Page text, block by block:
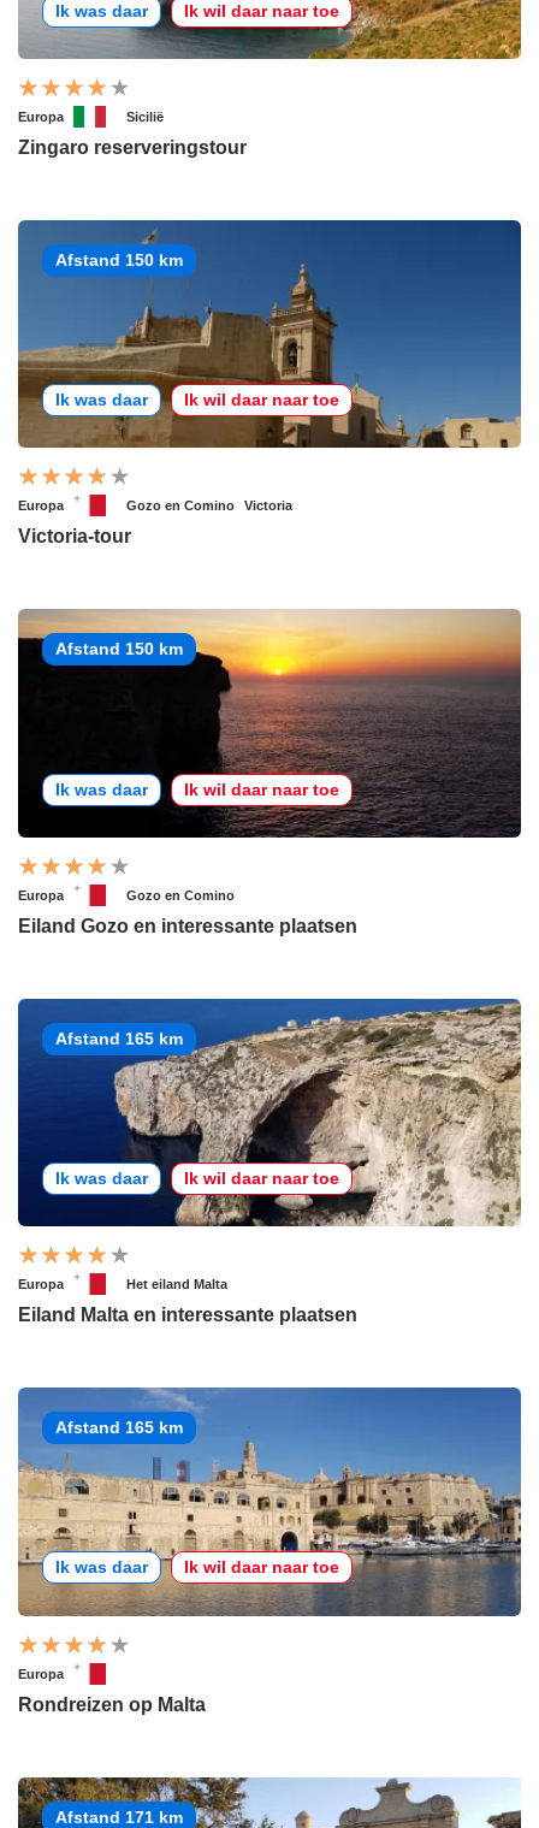
Ik was daar Ik wil daar naar toe
Europa Sicilië
Zingaro reserveringstour
Afstand 150 km
Ik was daar Ik wil daar naar toe
Europa Gozo en Comino Victoria
Victoria-tour
Afstand 150 km
Ik was daar Ik wil daar naar toe
Europa Gozo en Comino
Eiland Gozo en interessante plaatsen
Afstand 165 km
Ik was daar Ik wil daar naar toe
Europa Het eiland Malta
Eiland Malta en interessante plaatsen
Afstand 165 km
Ik was daar Ik wil daar naar toe
Europa
Rondreizen op Malta
Afstand 171 km